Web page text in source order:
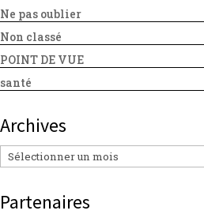
Ne pas oublier
Non classé
POINT DE VUE
santé
Archives
Archives
Partenaires